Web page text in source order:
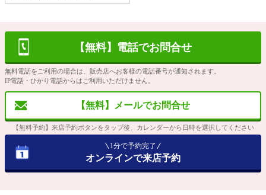
【無料】電話でお問合せ
無料電話をご利用の場合は、販売店へお客様の電話番号が通知されます。
IP電話・ひかり電話からはご利用いただけません。
【無料】メールでお問合せ
【無料予約】来店予約ボタンをタップ後、カレンダーから日時を選択してください
1分で予約完了
オンラインで来店予約